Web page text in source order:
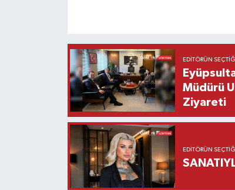
EDITÖRÜN SEÇTIĞI
Müdürü
Ziyareti
EDITÖRÜN SEÇTIĞI